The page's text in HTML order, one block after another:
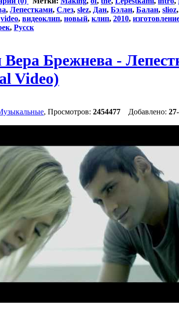
, Лепестками, Слез, slez, Дан, Бэлан, Балан, slioz,
video, видеоклип, новый, клип, 2010,
, Русск
Вера Брежнева -
Video)
, Просмотров: 2454477 Добавлено: